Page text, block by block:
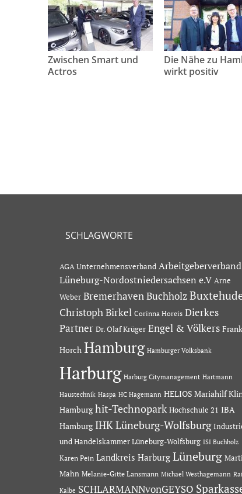
Zwischen Smart und
Actros
Die Nähe zu
wirkt positiv
SCHLAGWORTE
AGA Unternehmensverband Arbeitgeberverband
Lüneburg-Nordostniedersachsen e.V Arne
Weber BremerhavenBuchholz
Christoph Birkel Corinna Horeis Dierkes
Partner Dr. Olaf Krüger Engel & Völkers Frank
Horch Hamburg Hamburger Volksbank
Harburg Harburg Citymanagement Hartmann
Haustechnik Haspa HC Hagemann HELIOS Mariahilf
Hamburg hit-Technopark Hochschule 21 IBA
Hamburg IHK Lüneburg-Wolfsburg
und Handelskammer Lüneburg-Wolfsburg ISI Buchholz
Karen Pein Landkreis Harburg Lüneburg
Mahn Melanie-Gitte Lansmann Michael Westhagemann
Kalbe SCHLARMANNvonGEYSO